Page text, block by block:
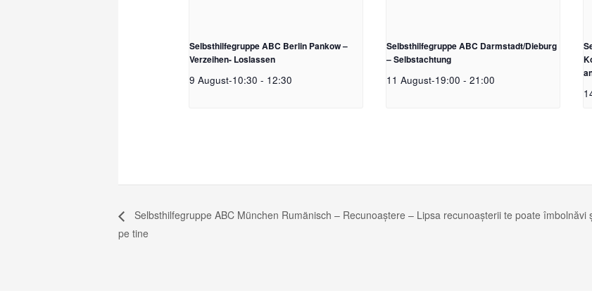
Selbsthilfegruppe ABC Berlin Pankow –
Verzeihen- Loslassen
9 August-10:30 - 12:30
Selbsthilfegruppe ABC Darmstadt/Dieburg
– Selbstachtung
11 August-19:00 - 21:00
Selbsthilfegruppe ABC München Rumänisch – Recunoaștere – Lipsa recunoașterii te poate îmbolnăvi
pe tine